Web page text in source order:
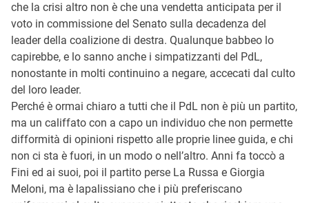
che la crisi altro non è che una vendetta anticipata per il
voto in commissione del Senato sulla decadenza del
leader della coalizione di destra. Qualunque babbeo lo
capirebbe, e lo sanno anche i simpatizzanti del PdL,
nonostante in molti continuino a negare, accecati dal culto
del loro leader.
Perché è ormai chiaro a tutti che il PdL non è più un partito,
ma un califfato con a capo un individuo che non permette
difformità di opinioni rispetto alle proprie linee guida, e chi
non ci sta è fuori, in un modo o nell’altro. Anni fa toccò a
Fini ed ai suoi, poi il partito perse La Russa e Giorgia
Meloni, ma è lapalissiano che i più preferiscano